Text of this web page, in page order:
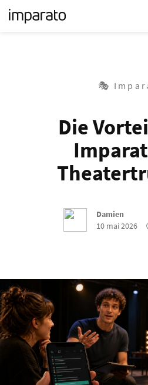
🎭
Die
Damien
10 mai 2026